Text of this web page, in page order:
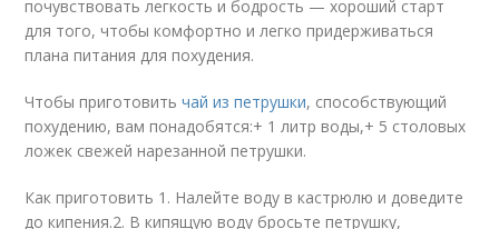
почувствовать легкость и бодрость — хороший старт
для того, чтобы комфортно и легко придерживаться
плана питания для похудения.
Чтобы приготовитьчай из петрушки, способствующий
похудению, вам понадобятся:+ 1 литр воды,+ 5 столовых
ложек свежей нарезанной петрушки.
Как приготовить 1. Налейте воду в кастрюлю и доведите
до кипения.2. В кипящую воду бросьте петрушку,